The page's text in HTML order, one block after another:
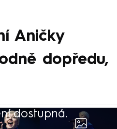
Aničky
dopředu,
dostupná.